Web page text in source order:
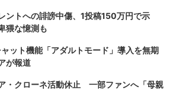
ントへの誹謗中傷、1投稿150万円で示
猥な憶測も
ット機能「アダルトモード」導入を無期
が報道
・クローネ活動休止 一部ファンへ「母親